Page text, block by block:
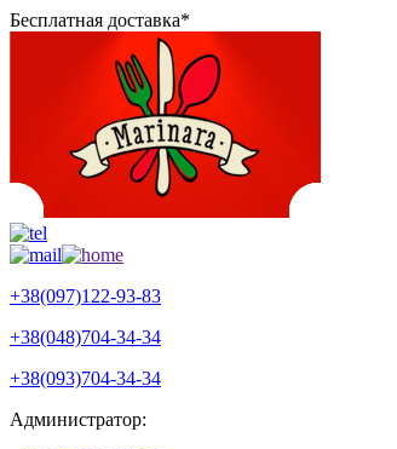
Бесплатная доставка*
+38(097)122-93-83
+38(048)704-34-34
+38(093)704-34-34
Администратор: